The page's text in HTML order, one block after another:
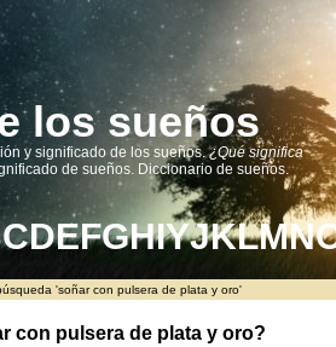
los sueños
y significado de los sueños.¿Qué significa
de sueños. Diccionario de sueños.
CDEFGHIYJKLMN
'soñar con pulsera de plata y oro'
con pulsera de plata y oro?